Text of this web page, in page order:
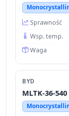
Sprawność
Wsp. temp.
Waga
BYD
MLTK-36-540